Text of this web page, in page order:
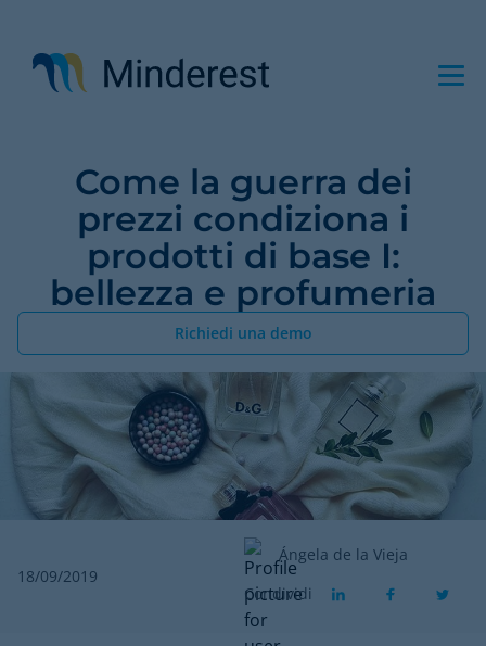
contenuto
principale
Come la guerra dei
prezzi condiziona i
prodotti di base I:
bellezza e profumeria
Richiedi una demo
18/09/2019
Ángela de la Vieja
Condividi